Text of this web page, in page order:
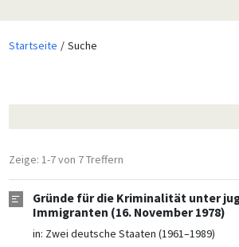
Startseite Suche
Zeige: 1-7 von 7 Treffern
Gründe für die Kriminalität unter
Immigranten (16. November 1978)
in: Zwei deutsche Staaten (1961–1989)